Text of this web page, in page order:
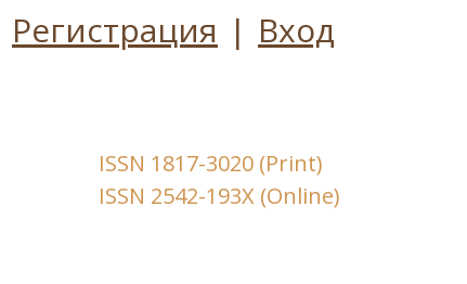
Регистрация | Вход
ISSN 1817-3020 (Print)
ISSN 2542-193X (Online)